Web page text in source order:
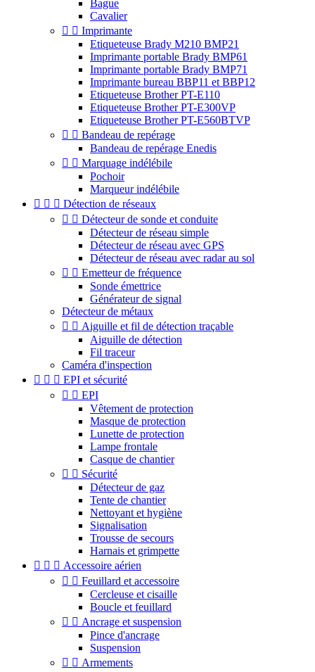
Bague
Cavalier
  Imprimante
Etiqueteuse Brady M210 BMP21
Imprimante portable Brady BMP61
Imprimante portable Brady BMP71
Imprimante bureau BBP11 et BBP12
Etiqueteuse Brother PT-E110
Etiqueteuse Brother PT-E300VP
Etiqueteuse Brother PT-E560BTVP
  Bandeau de repérage
Bandeau de repérage Enedis
  Marquage indélébile
Pochoir
Marqueur indélébile
   Détection de réseaux
  Détecteur de sonde et conduite
Détecteur de réseau simple
Détecteur de réseau avec GPS
Détecteur de réseau avec radar au sol
  Emetteur de fréquence
Sonde émettrice
Générateur de signal
Détecteur de métaux
  Aiguille et fil de détection traçable
Aiguille de détection
Fil traceur
Caméra d'inspection
   EPI et sécurité
  EPI
Vêtement de protection
Masque de protection
Lunette de protection
Lampe frontale
Casque de chantier
  Sécurité
Détecteur de gaz
Tente de chantier
Nettoyant et hygiène
Signalisation
Trousse de secours
Harnais et grimpette
   Accessoire aérien
  Feuillard et accessoire
Cercleuse et cisaille
Boucle et feuillard
  Ancrage et suspension
Pince d'ancrage
Suspension
  Armements